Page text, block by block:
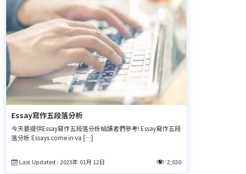
Essay寫作五段落分析
今天要提供Essay寫作五段落分析給讀者們參考! Essay寫作五段
落分析 Essays come in va […]
Last Updated : 2023年 01月 12日 2,030